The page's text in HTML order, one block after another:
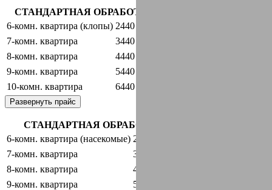
СТАНДАРТНАЯ ОБРАБОТКА + ГАРАНТИЯ
6-комн. квартира (клопы) 2440 руб.
7-комн. квартира 3440 руб.
8-комн. квартира 4440 руб.
9-комн. квартира 5440 руб.
10-комн. квартира 6440 руб.
Развернуть прайс
СТАНДАРТНАЯ ОБРАБОТКА + ГАРАНТИЯ
6-комн. квартира (насекомые) 2440 руб.
7-комн. квартира 3440 руб.
8-комн. квартира 4440 руб.
9-комн. квартира 5440 руб.